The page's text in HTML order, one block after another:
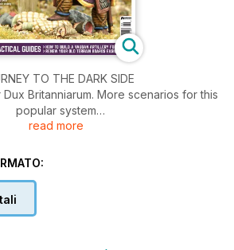
TO THE DARK SIDE
Britanniarum. More scenarios for this
popular system
CHICAGO WAY
AT THE POT BANK
read more